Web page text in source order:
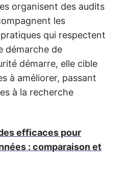
organisent des audits
les
qui respectent
démarche de
démarre, elle cible
à améliorer, passant
à la recherche
efficaces pour
: comparaison et